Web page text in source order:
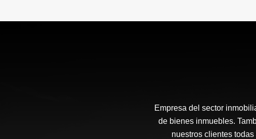
Empresa del sector
de bienes inmuebles.
nuestros clientes